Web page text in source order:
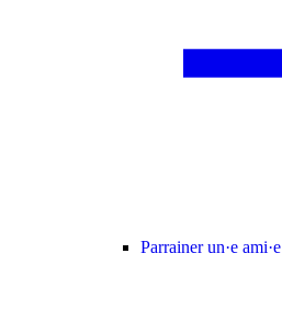
Parrainer un·e ami·e